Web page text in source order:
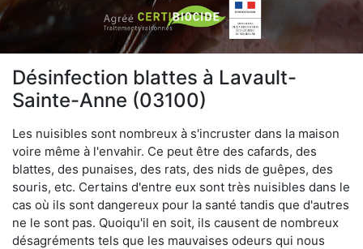
Désinfection blattes à Lavault-
Sainte-Anne (03100)
Les nuisibles sont nombreux à s'incruster dans la maison
voire même à l'envahir. Ce peut être des cafards, des
blattes, des punaises, des rats, des nids de guêpes, des
souris, etc. Certains d'entre eux sont très nuisibles dans le
cas où ils sont dangereux pour la santé tandis que d'autres
ne le sont pas. Quoiqu'il en soit, ils causent de nombreux
désagréments tels que les mauvaises odeurs qui nous